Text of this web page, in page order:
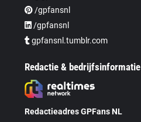
/gpfansnl
/gpfansnl
gpfansnl.tumblr.com
Redactie & bedrijfsinformatie
Redactieadres GPFans NL